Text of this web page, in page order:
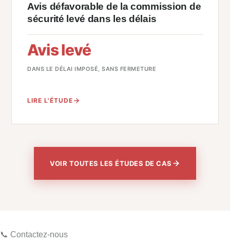
Avis défavorable de la commission de
sécurité levé dans les délais
Avis levé
DANS LE DÉLAI IMPOSÉ, SANS FERMETURE
LIRE L'ÉTUDE
VOIR TOUTES LES ÉTUDES DE CAS
📞 Contactez-nous